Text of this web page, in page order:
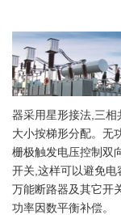
器采用星形接法,三
大小按梯形分配。无
栅极触发电压控制双
开关,这样可以避免
万能断路器及其它开
功率因数平衡补偿。